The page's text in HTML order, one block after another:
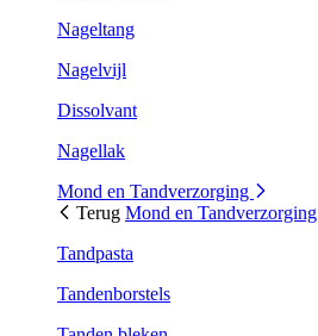
Nageltang
Nagelvijl
Dissolvant
Nagellak
Mond en Tandverzorging
Terug Mond en Tandverzorging
Tandpasta
Tandenborstels